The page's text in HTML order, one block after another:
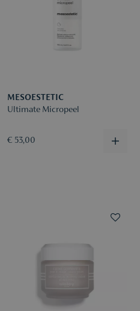
MESOESTETIC
Ultimate Micropeel
€ 53,00